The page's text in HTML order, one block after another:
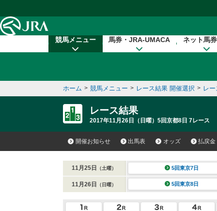
競馬メニュー 馬券・JRA-UMACA ネット馬
ホーム > 競馬メニュー > レース結果 開催選択 > レ
レース結果
2017年11月26日（日曜）5回京都8日 7レース
開催お知らせ 出馬表 オッズ 払戻金
11月25日 （土曜） 5回東京7日
11月26日 （日曜） 5回東京8日